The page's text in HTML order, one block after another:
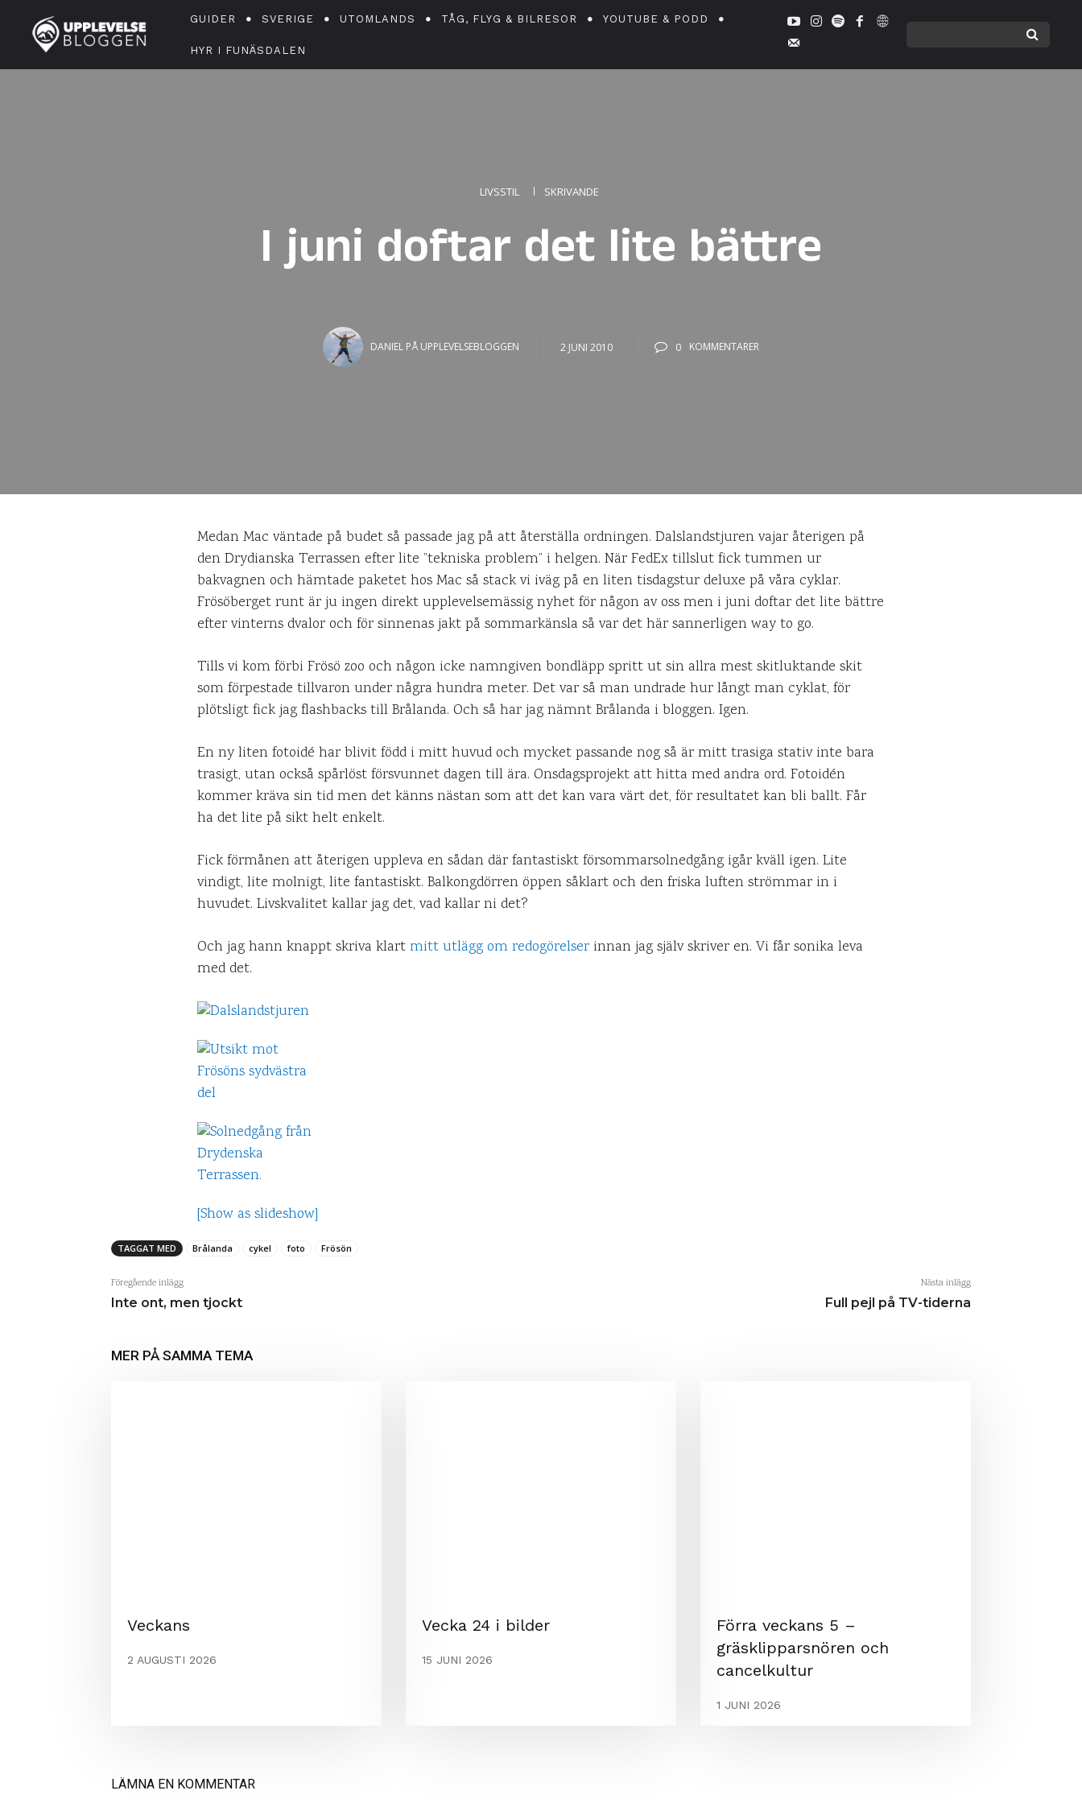
GUIDER SVERIGE UTOMLANDS TÅG, FLYG & BILRESOR YOUTUBE & PODD
HYR I FUNÄSDALEN
LIVSSTIL SKRIVANDE
I juni doftar det lite bättre
DANIEL PÅ UPPLEVELSEBLOGGEN 2 JUNI 2010 0 KOMMENTARER
Medan Mac väntade på budet så passade jag på att återställa ordningen. Dalslandstjuren vajar återigen på
den Drydianska Terrassen efter lite ”tekniska problem” i helgen. När FedEx tillslut fick tummen ur
bakvagnen och hämtade paketet hos Mac så stack vi iväg på en liten tisdagstur deluxe på våra cyklar.
Frösöberget runt är ju ingen direkt upplevelsemässig nyhet för någon av oss men i juni doftar det lite bättre
efter vinterns dvalor och för sinnenas jakt på sommarkänsla så var det här sannerligen way to go.
Tills vi kom förbi Frösö zoo och någon icke namngiven bondläpp spritt ut sin allra mest skitluktande skit
som förpestade tillvaron under några hundra meter. Det var så man undrade hur långt man cyklat, för
plötsligt fick jag flashbacks till Brålanda. Och så har jag nämnt Brålanda i bloggen. Igen.
En ny liten fotoidé har blivit född i mitt huvud och mycket passande nog så är mitt trasiga stativ inte bara
trasigt, utan också spårlöst försvunnet dagen till ära. Onsdagsprojekt att hitta med andra ord. Fotoidén
kommer kräva sin tid men det känns nästan som att det kan vara värt det, för resultatet kan bli ballt. Får
ha det lite på sikt helt enkelt.
Fick förmånen att återigen uppleva en sådan där fantastiskt försommarsolnedgång igår kväll igen. Lite
vindigt, lite molnigt, lite fantastiskt. Balkongdörren öppen såklart och den friska luften strömmar in i
huvudet. Livskvalitet kallar jag det, vad kallar ni det?
Och jag hann knappt skriva klartmitt utlägg om redogörelserinnan jag själv skriver en. Vi får sonika leva
med det.
[Show as slideshow]
TAGGAT MED Brålanda cykel foto Frösön
Föregående inlägg
Inte ont, men tjockt
Nästa inlägg
Full pejl på TV-tiderna
MER PÅ SAMMA TEMA
Veckans
2 AUGUSTI 2026
Vecka 24 i bilder
15 JUNI 2026
Förra veckans 5 –
gräsklipparsnören och
cancelkultur
1 JUNI 2026
LÄMNA EN KOMMENTAR